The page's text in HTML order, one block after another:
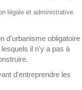
légale et administrative
d'urbanisme obligatoire
il n'y a pas à
d'entreprendre les